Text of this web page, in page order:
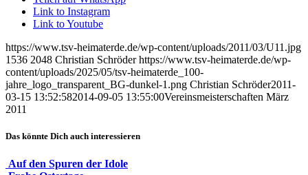
Link to Instagram
Link to Youtube
https://www.tsv-heimaterde.de/wp-content/uploads/2011/03/U11.jpg
1536 2048 Christian Schröder https://www.tsv-heimaterde.de/wp-
content/uploads/2025/05/tsv-heimaterde_100-
jahre_logo_transparent_BG-dunkel-1.png Christian Schröder2011-
03-15 13:52:582014-09-05 13:55:00Vereinsmeisterschaften März
2011
Das könnte Dich auch interessieren
Auf den Spuren der Idole